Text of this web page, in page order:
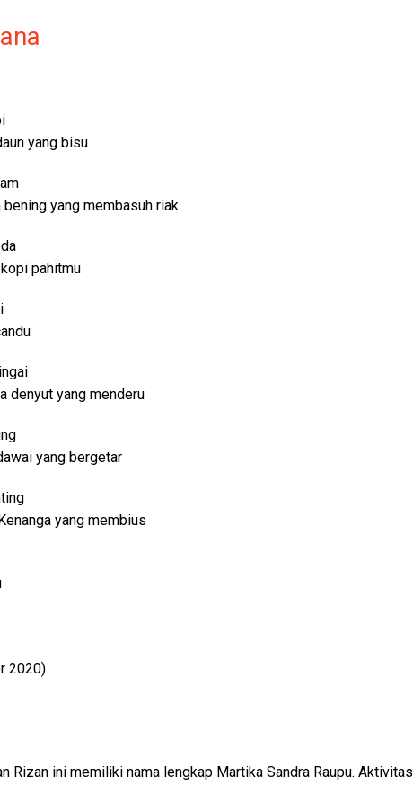
yang bisu
yang membasuh riak
pahitmu
denyut yang menderu
yang bergetar
yang membius
2020)
Rizan ini memiliki nama lengkap Martika Sandra Raupu.